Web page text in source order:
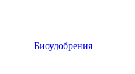
Биоудобрения